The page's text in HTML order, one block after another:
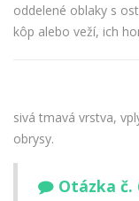
oddelené oblaky s
kôp alebo veží, ich
sivá tmavá vrstva,
obrysy.
Otázka č.